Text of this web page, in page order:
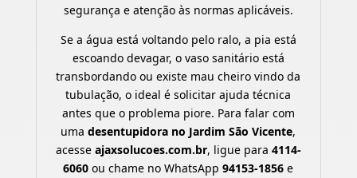
segurança e atenção às normas aplicáveis.
Se a água está voltando pelo ralo, a pia está
escoando devagar, o vaso sanitário está
transbordando ou existe mau cheiro vindo da
tubulação, o ideal é solicitar ajuda técnica
antes que o problema piore. Para falar com
umadesentupidora no Jardim São Vicente,
acesse ajaxsolucoes.com.br, ligue para 4114-
6060 ou chame no WhatsApp94153-1856 e